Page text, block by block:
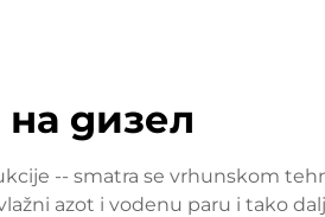
на дизел
-- smatra se vrhunskom
azot i vodenu paru i tako